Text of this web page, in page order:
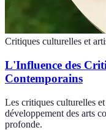
Critiques culturelles et
L'Influence des
Contemporains
Les critiques culturelles
développement des arts
profonde.